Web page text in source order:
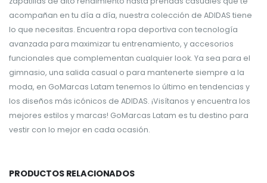
acompañan en tu día a día, nuestra colección de ADIDAS tiene
lo que necesitas. Encuentra ropa deportiva con tecnología
avanzada para maximizar tu entrenamiento, y accesorios
funcionales que complementan cualquier look. Ya sea para el
gimnasio, una salida casual o para mantenerte siempre a la
moda, en GoMarcas Latam tenemos lo último en tendencias y
los diseños más icónicos de ADIDAS. ¡Visítanos y encuentra los
mejores estilos y marcas! GoMarcas Latam es tu destino para
vestir con lo mejor en cada ocasión.
PRODUCTOS RELACIONADOS